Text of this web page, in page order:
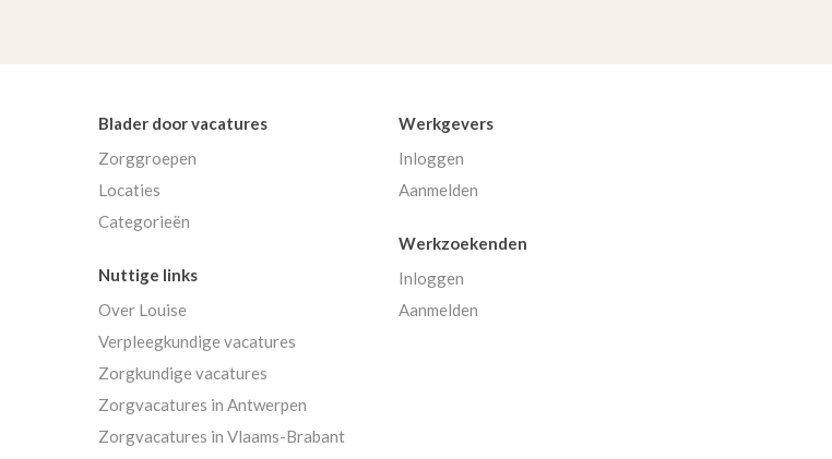
Blader door vacatures
Zorggroepen
Locaties
Categorieën
Werkgevers
Inloggen
Aanmelden
Werkzoekenden
Inloggen
Aanmelden
Nuttige links
Over Louise
Verpleegkundige vacatures
Zorgkundige vacatures
Zorgvacatures in Antwerpen
Zorgvacatures in Vlaams-Brabant